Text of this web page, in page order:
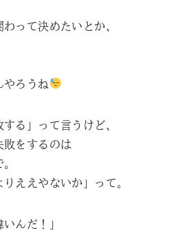
って決めたいとか、
やろうね
る」って言うけど、
敗をするのは
りええやないか」って。
んだ！」